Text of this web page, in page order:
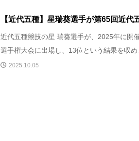
【近代五種】星瑞葵選手が第65回近
近代五種競技の星 瑞葵選手が、2025年に開
選手権大会に出場し、13位という結果を収
2025.10.05